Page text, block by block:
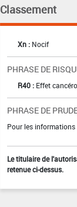
Classement
Xn : Nocif
PHRASE DE
R40 : Effet
PHRASE DE
Pour les informations
Le titulaire de
retenue ci-dessus.